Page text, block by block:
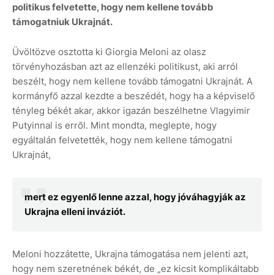
politikus felvetette, hogy nem kellene tovább
támogatniuk Ukrajnát.
Üvöltözve osztotta ki Giorgia Meloni az olasz
törvényhozásban azt az ellenzéki politikust, aki arról
beszélt, hogy nem kellene tovább támogatni Ukrajnát. A
kormányfő azzal kezdte a beszédét, hogy ha a képviselő
tényleg békét akar, akkor igazán beszélhetne Vlagyimir
Putyinnal is erről. Mint mondta, meglepte, hogy
egyáltalán felvetették, hogy nem kellene támogatni
Ukrajnát,
mert ez egyenlő lenne azzal, hogy jóváhagyják az
Ukrajna elleni inváziót.
Meloni hozzátette, Ukrajna támogatása nem jelenti azt,
hogy nem szeretnének békét, de „ez kicsit komplikáltabb